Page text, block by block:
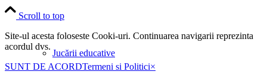
Jucării educative
Scroll to top
Site-ul acesta foloseste Cooki-uri. Continuarea navigarii reprezinta
acordul dvs.
SUNT DE ACORDTermeni si Politici×